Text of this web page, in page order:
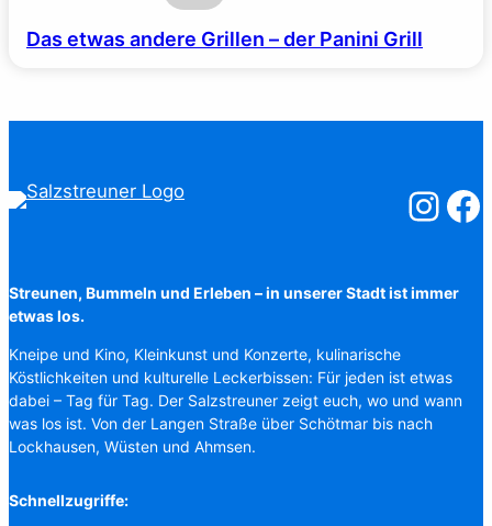
Das etwas andere Grillen – der Panini Grill
Streunen, Bummeln und Erleben – in unserer Stadt ist immer
etwas los.
Kneipe und Kino, Kleinkunst und Konzerte, kulinarische
Köstlichkeiten und kulturelle Leckerbissen: Für jeden ist etwas
dabei – Tag für Tag. Der Salzstreuner zeigt euch, wo und wann
was los ist. Von der Langen Straße über Schötmar bis nach
Lockhausen, Wüsten und Ahmsen.
Schnellzugriffe: